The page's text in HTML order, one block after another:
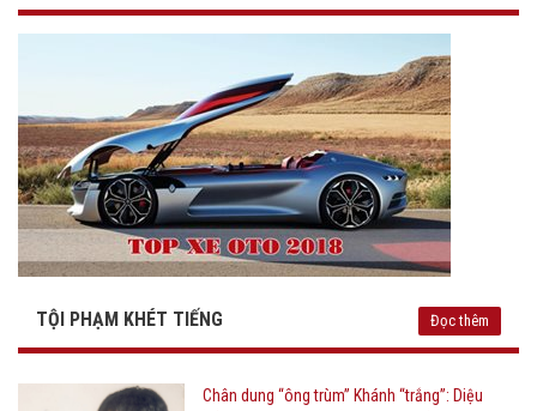
TỘI PHẠM KHÉT TIẾNG Đọc thêm
Chân dung “ông trùm” Khánh “trắng”: Diệu